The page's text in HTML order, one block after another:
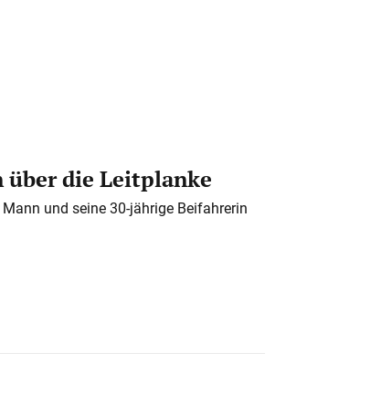
über die Leitplanke
und seine 30-jährige Beifahrerin